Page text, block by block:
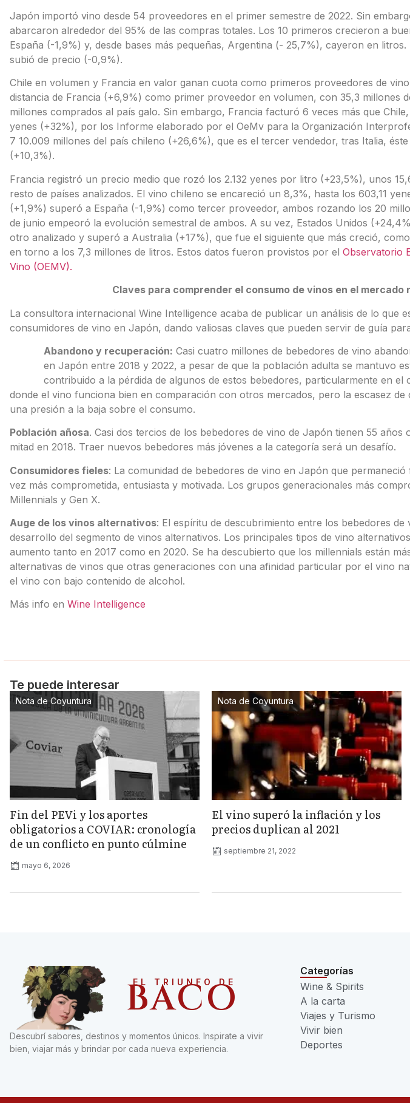
Japón importó vino desde 54 proveedores en el primer semestre de 2022. Sin
abarcaron alrededor del 95% de las compras totales. Los 10 primeros crecieron a
España (-1,9%) y, desde bases más pequeñas, Argentina (- 25,7%), cayeron en
subió de precio (-0,9%).
Chile en volumen y Francia en valor ganan cuota como primeros proveedores de
distancia de Francia (+6,9%) como primer proveedor en volumen, con 35,3 millones
millones comprados al país galo. Sin embargo, Francia facturó 6 veces más que
yenes (+32%), por los Informe elaborado por el OeMv para la Organización
7 10.009 millones del país chileno (+26,6%), que es el tercer vendedor, tras Italia, éste
(+10,3%).
Francia registró un precio medio que rozó los 2.132 yenes por litro (+23,5%), unos
resto de países analizados. El vino chileno se encareció un 8,3%, hasta los 603,11
(+1,9%) superó a España (-1,9%) como tercer proveedor, ambos rozando los 20
de junio empeoró la evolución semestral de ambos. A su vez, Estados Unidos
otro analizado y superó a Australia (+17%), que fue el siguiente que más creció,
en torno a los 7,3 millones de litros. Estos datos fueron provistos por el Observatorio
Vino (OEMV).
Claves para comprender el consumo de vinos en el mercado
La consultora internacional Wine Intelligence acaba de publicar un análisis de lo que
consumidores de vino en Japón, dando valiosas claves que pueden servir de guía
Abandono y recuperación: Casi cuatro millones de bebedores de vino
en Japón entre 2018 y 2022, a pesar de que la población adulta se mantuvo
contribuido a la pérdida de algunos de estos bebedores, particularmente en el
donde el vino funciona bien en comparación con otros mercados, pero la escasez de
una presión a la baja sobre el consumo.
Población añosa. Casi dos tercios de los bebedores de vino de Japón tienen 55 años
mitad en 2018. Traer nuevos bebedores más jóvenes a la categoría será un desafío.
Consumidores fieles: La comunidad de bebedores de vino en Japón que permaneció
vez más comprometida, entusiasta y motivada. Los grupos generacionales más
Millennials y Gen X.
Auge de los vinos alternativos: El espíritu de descubrimiento entre los bebedores de
desarrollo del segmento de vinos alternativos. Los principales tipos de vino
aumento tanto en 2017 como en 2020. Se ha descubierto que los millennials están
alternativas de vinos que otras generaciones con una afinidad particular por el vino
el vino con bajo contenido de alcohol.
Más info en Wine Intelligence
Te puede interesar
Nota de Coyuntura
Fin del PEVi y los aportes
obligatorios a COVIAR: cronología
de un conflicto en punto cúlmine
mayo 6, 2026
Nota de Coyuntura
El vino superó la inflación y los
precios duplican al 2021
septiembre 21, 2022
EL TRIUNFO DE
BACO
Descubrí sabores, destinos y momentos únicos. Inspirate a vivir
bien, viajar más y brindar por cada nueva experiencia.
Categorías
Wine & Spirits
A la carta
Viajes y Turismo
Vivir bien
Deportes